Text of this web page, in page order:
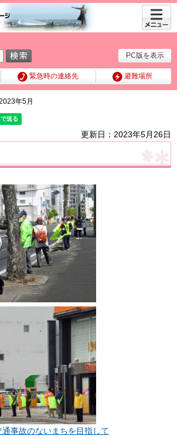
PC版を表示
緊急時の連絡先 避難場所
メニュ
ー
年5月
更新日：2023年5月26日
事故のないまちを目指して